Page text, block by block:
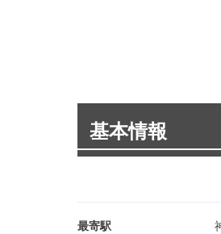
基本情報
最寄駅